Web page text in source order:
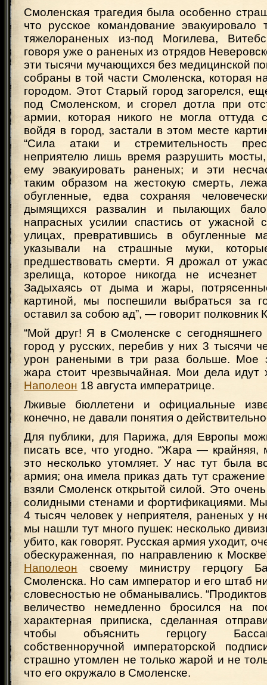
Смоленская трагедия была особенно
что русское командование эвакуировало
тяжелораненых из-под Могилева,
говоря уже о раненых из отрядов
эти тысячи мучающихся без медицинской
собраны в той части Смоленска, которая
городом. Этот Старый город загорелся,
под Смоленском, и сгорел дотла при
армии, которая никого не могла оттуда
войдя в город, застали в этом месте
“Сила атаки и стремительность
неприятелю лишь время разрушить
ему эвакуировать раненых; и эти
таким образом на жестокую смерть,
обугленные, едва сохраняя
дымящихся развалин и пылающих
напрасных усилии спастись от ужасной
улицах, превратившись в обугленные
указывали на страшные муки,
предшествовать смерти. Я дрожал от
зрелища, которое никогда не
Задыхаясь от дыма и жары,
картиной, мы поспешили выбраться за
оставил за собою ад”, — говорит полковник
“Мой друг! Я в Смоленске с сегодняшнего
город у русских, перебив у них 3 тысячи
урон ранеными в три раза больше. Мое
жара стоит чрезвычайная. Мои дела
Наполеон 18 августа императрице.
Лживые бюллетени и официальные
конечно, не давали понятия о
Для публики, для Парижа, для Европы
писать все, что угодно. “Жара — крайняя,
это несколько утомляет. У нас тут была
армия; она имела приказ дать тут
взяли Смоленск открытой силой. Это
солидными стенами и фортификациями.
4 тысяч человек у неприятеля, раненых у
мы нашли тут много пушек: несколько
убито, как говорят. Русская армия уходит,
обескураженная, по направлению к
Наполеон своему министру герцогу
Смоленска. Но сам император и его штаб
словесностью не обманывались.
величество немедленно бросился на
характерная приписка, сделанная
чтобы объяснить герцогу
собственноручной императорской
страшно утомлен не только жарой и не
что его окружало в Смоленске.